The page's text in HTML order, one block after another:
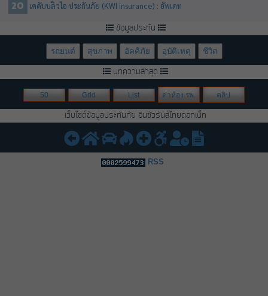
เคดับบลิวไอ ประกันภัย (KWI insurance) : อัพเดท
ข้อมูลประกัน
รถยนต์ สุขภาพ อัคคีภัย อุบัติเหตุ ชีวิต
บทความล่าสุด
50 Grid List ค่าห้อง รพ. คลิป
เว็บไซต์ข้อมูลประกันภัย อินชัวรันส์ไทยดอทเน็ท
RSS